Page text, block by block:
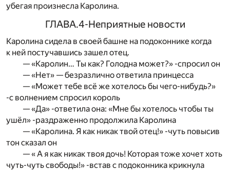
убегая произнесла Каролина.
ГЛАВА.4-Неприятные новости
Каролина сидела в своей башне на подоконнике когда
к ней постучавшись зашел отец.
— «Каролин… Ты как? Голодна может?» -спросил он
— «Нет» — безразлично ответила принцесса
— «Может тебе всё же хотелось бы чего-нибудь?»
-с волнением спросил король
— «Да» -ответила она: «Мне бы хотелось чтобы ты
ушёл» -раздраженно продолжила Каролина
— «Каролина. Я как никак твой отец!» -чуть повысив
тон сказал он
— « А я как никак твоя дочь! Которая тоже хочет хоть
чуть-чуть свободы!» -встав с подоконника крикнула